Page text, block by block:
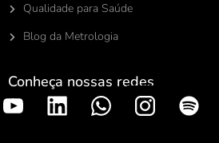
Qualidade para Saúde
Blog da Metrologia
Conheça nossas redes
S